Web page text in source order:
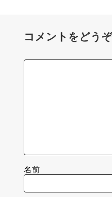
コメントをどうぞ
名前